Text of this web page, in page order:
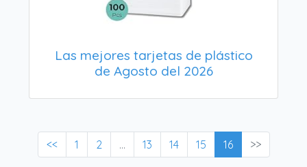
Las mejores tarjetas de plástico
de Agosto del 2026
<< 1 2 ... 13 14 15 16 >>